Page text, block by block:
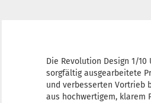
Die Revolution Design 1/
sorgfältig ausgearbeitete
und verbesserten Vortrieb
aus hochwertigem, klarem